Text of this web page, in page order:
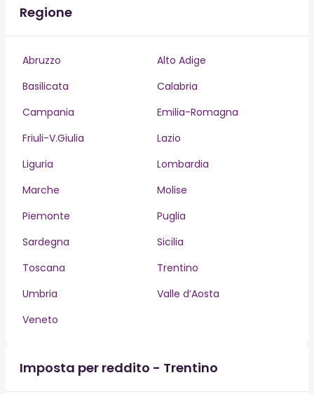
Regione
Abruzzo
Alto Adige
Basilicata
Calabria
Campania
Emilia-Romagna
Friuli-V.Giulia
Lazio
Liguria
Lombardia
Marche
Molise
Piemonte
Puglia
Sardegna
Sicilia
Toscana
Trentino
Umbria
Valle d’Aosta
Veneto
Imposta per reddito - Trentino